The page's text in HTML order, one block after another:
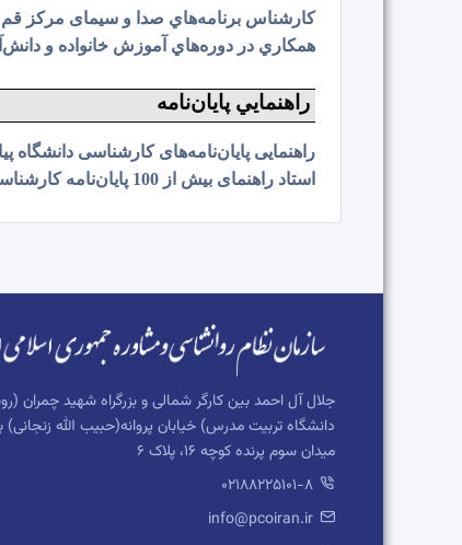
کارشناس برنامه‌هاي صدا و سیمای مرکز قم از 1379 تا کنون و برخي از برنامه‌هاي شبكة 3 و
همکاري در دوره‌هاي آموزش خانواده و
راهنمايي پايان‌نامه
راهنمایی پایان‌نامه‌های کارشناسی دانشگاه پیام نور از
استاد راهنمای بیش از 100 پایان‌نامه کارشناسي ارشد و بیش از 30 پایان‌نامه دکتري و استاد مشاور بیش از ده‌ها پایان‌نامة كارشناسي ارشد و دکتری
جلال آل احمد بین کارگر شمالی و بزرگراه شهید چمران
دانشگاه تربیت مدرس) خیابان پروانه(حبیب الله زنجانی)
میدان سوم پرنده کوچه 16، پلاک 6
02188225101-8
info@pcoiran.ir